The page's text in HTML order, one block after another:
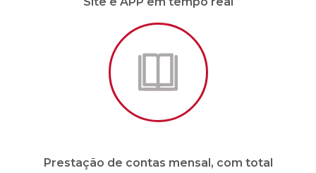
Prestação de contas mensal, com total